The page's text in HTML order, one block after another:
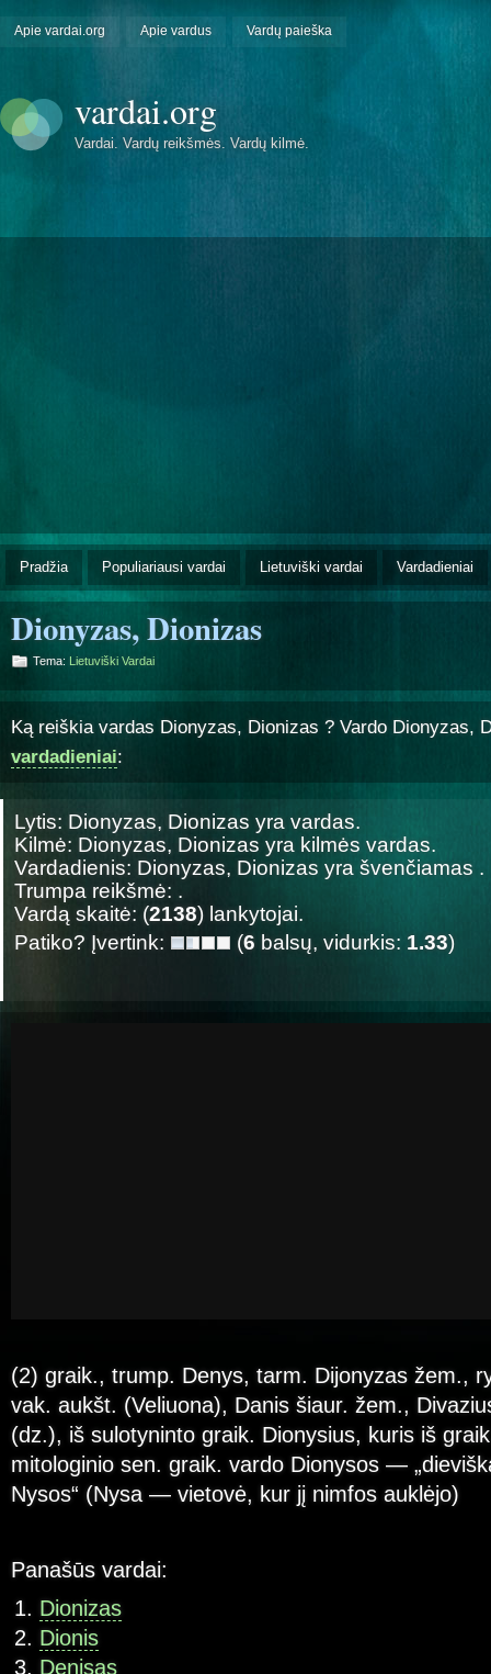
Apie vardai.org Apie vardus Vardų paieška
vardai.org
Vardai. Vardų reikšmės. Vardų kilmė.
Pradžia Populiariausi vardai Lietuviški vardai Vardadieniai
Dionyzas, Dionizas
Tema: Lietuviški Vardai
Ką reiškia vardas Dionyzas, Dionizas ? Vardo Dionyzas,
vardadieniai:
Lytis: Dionyzas, Dionizas yra vardas.
Kilmė: Dionyzas, Dionizas yra kilmės vardas.
Vardadienis: Dionyzas, Dionizas yra švenčiamas .
Trumpa reikšmė: .
Vardą skaitė: (2138) lankytojai.
Patiko? Įvertink:
(6 balsų, vidurkis: 1.33)
(2) graik., trump. Denys, tarm. Dijonyzas žem.,
vak. aukšt. (Veliuona), Danis šiaur. žem.,
(dz.), iš sulotyninto graik. Dionysius, kuris iš
mitologinio sen. graik. vardo Dionysos —
Nysos“ (Nysa — vietovė, kur jį nimfos auklėjo)
Panašūs vardai:
Dionizas
Dionis
Denisas